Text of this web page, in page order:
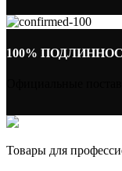
100%
Товары для